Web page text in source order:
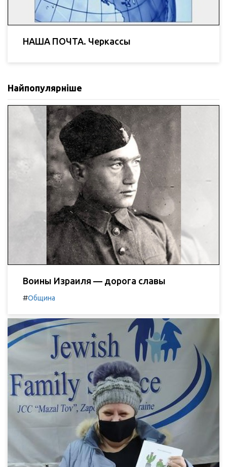
НАША ПОЧТА. Черкассы
Найпопулярніше
Воины Израиля — дорога славы
#Община